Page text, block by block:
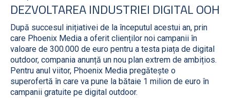
DEZVOLTAREA INDUSTRIEI DIGITAL OOH
După succesul inițiativei de la începutul acestui an, prin
care Phoenix Media a oferit clienților noi campanii în
valoare de 300.000 de euro pentru a testa piața de digital
outdoor, compania anunță un nou plan extrem de ambițios.
Pentru anul viitor, Phoenix Media pregătește o
superofertă în care va pune la bătaie 1 milion de euro în
campanii gratuite pe digital outdoor.